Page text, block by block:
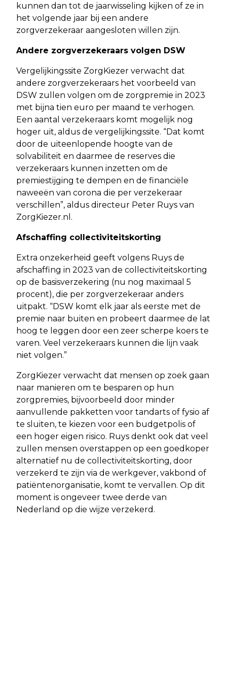
kunnen dan tot de jaarwisseling kijken of ze in
het volgende jaar bij een andere
zorgverzekeraar aangesloten willen zijn.
Andere zorgverzekeraars volgen DSW
Vergelijkingssite ZorgKiezer verwacht dat
andere zorgverzekeraars het voorbeeld van
DSW zullen volgen om de zorgpremie in 2023
met bijna tien euro per maand te verhogen.
Een aantal verzekeraars komt mogelijk nog
hoger uit, aldus de vergelijkingssite. “Dat komt
door de uiteenlopende hoogte van de
solvabiliteit en daarmee de reserves die
verzekeraars kunnen inzetten om de
premiestijging te dempen en de financiële
naweeën van corona die per verzekeraar
verschillen”, aldus directeur Peter Ruys van
ZorgKiezer.nl.
Afschaffing collectiviteitskorting
Extra onzekerheid geeft volgens Ruys de
afschaffing in 2023 van de collectiviteitskorting
op de basisverzekering (nu nog maximaal 5
procent), die per zorgverzekeraar anders
uitpakt. “DSW komt elk jaar als eerste met de
premie naar buiten en probeert daarmee de lat
hoog te leggen door een zeer scherpe koers te
varen. Veel verzekeraars kunnen die lijn vaak
niet volgen.”
ZorgKiezer verwacht dat mensen op zoek gaan
naar manieren om te besparen op hun
zorgpremies, bijvoorbeeld door minder
aanvullende pakketten voor tandarts of fysio af
te sluiten, te kiezen voor een budgetpolis of
een hoger eigen risico. Ruys denkt ook dat veel
zullen mensen overstappen op een goedkoper
alternatief nu de collectiviteitskorting, door
verzekerd te zijn via de werkgever, vakbond of
patiëntenorganisatie, komt te vervallen. Op dit
moment is ongeveer twee derde van
Nederland op die wijze verzekerd.